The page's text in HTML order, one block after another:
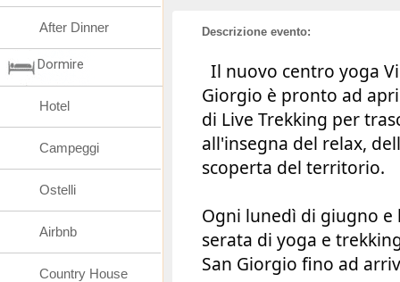
Descrizione evento:
Il nuovo centro yoga
Giorgio è pronto ad
di Live Trekking per
all'insegna del relax,
scoperta del territorio.
Ogni lunedì di giugno
serata di yoga e
San Giorgio fino ad
After Dinner
Dormire
Hotel
Campeggi
Ostelli
Airbnb
Country House